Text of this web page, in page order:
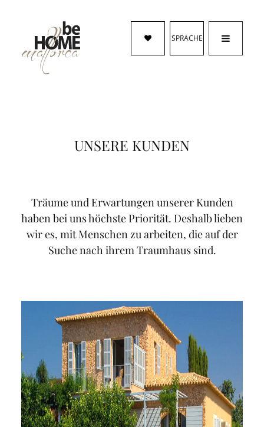
SPRACHE
UNSERE KUNDEN
Träume und Erwartungen unserer Kunden
haben bei uns höchste Priorität. Deshalb lieben
wir es, mit Menschen zu arbeiten, die auf der
Suche nach ihrem Traumhaus sind.